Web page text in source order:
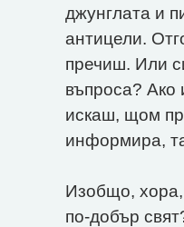
джунглата и
антицели.
пречиш. Или
въпроса? Ако
искаш, щом
информира,
Изобщо,
по-добър